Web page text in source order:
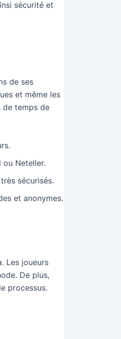
sécurité et
de ses
et même les
de temps de
ou Neteller.
sécurisés.
et anonymes.
Les joueurs
De plus,
processus.